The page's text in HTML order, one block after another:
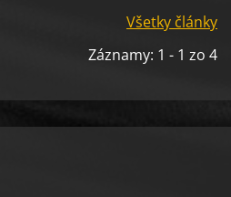
Všetky články
Záznamy: 1 - 1 zo 4